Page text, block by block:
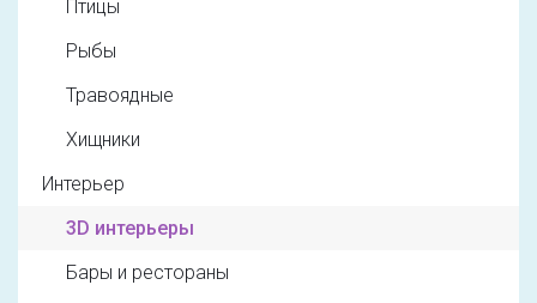
Птицы
Рыбы
Травоядные
Хищники
Интерьер
3D интерьеры
Бары и рестораны